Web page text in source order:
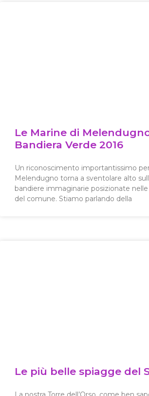
Le Marine di
Bandiera Verde 2016
Un riconoscimento importantissimo
Melendugno torna a sventolare alto
bandiere immaginarie posizionate
del comune. Stiamo parlando della
Le più belle spiagge del